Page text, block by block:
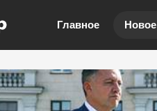
Главное Новое